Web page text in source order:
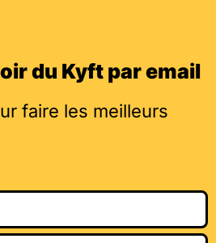
du Kyft par email
faire les meilleurs